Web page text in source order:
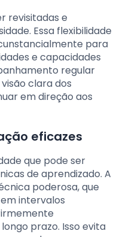
revisitadas e
Essa flexibilidade
para
e capacidades
regular
clara dos
em direção aos
eficazes
que pode ser
de aprendizado. A
poderosa, que
intervalos
prazo. Isso evita